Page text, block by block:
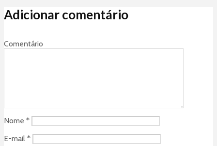
Adicionar comentário
Comentário
Nome *
E-mail *